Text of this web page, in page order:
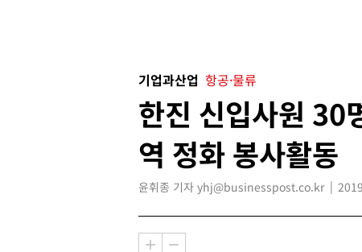
기업과산업 항공·물류
한진 신입사원 30
역 정화 봉사활동
윤휘종 기자 yhj@businesspost.co.kr